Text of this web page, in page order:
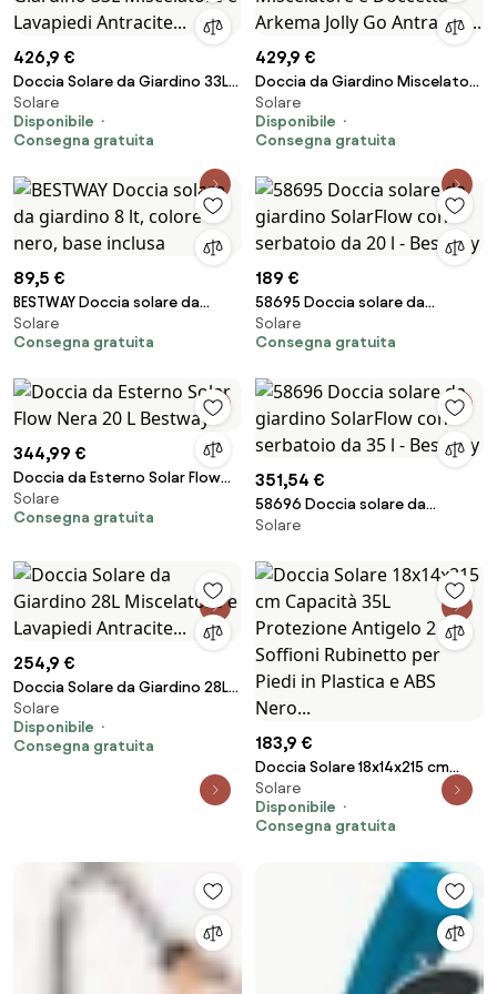
426,9 €
Doccia Solare da Giardino 33L
Miscelatore e Lavapiedi
Antracite...
Solare
Disponibile
Consegna gratuita
429,9 €
Doccia da Giardino Miscelatore
e Doccetta Arkema Jolly Go
Antracite...
Solare
Disponibile
Consegna gratuita
89,5 €
BESTWAY Doccia solare da
giardino 8 lt, colore nero, base
inclusa
Solare
Consegna gratuita
189 €
58695 Doccia solare da
giardino SolarFlow con
serbatoio da 20 l - Bestway
Solare
Consegna gratuita
344,99 €
Doccia da Esterno Solar Flow
Nera 20 L Bestway
Solare
Consegna gratuita
351,54 €
58696 Doccia solare da
giardino SolarFlow con
Solare
254,9 €
Doccia Solare da Giardino 28L
Miscelatore e Lavapiedi
Antracite...
Solare
Disponibile
Consegna gratuita
183,9 €
Doccia Solare 18x14x215 cm
Capacità 35L Protezione
Antigelo 2 Soffioni Rubinetto
per Piedi in Plastica e ABS Nero...
Solare
Disponibile
Consegna gratuita